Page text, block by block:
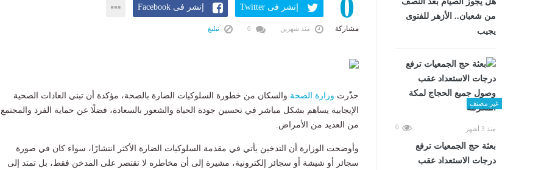
من شعبان.. الأزهر للفتوى
يجيب
غير مصنف
منذ 3 أشهر 0
بعثة حج الجمعيات ترفع
درجات الاستعداد عقب
0
مشاركة
إنشر فى Twitter إنشر فى Facebook
منذ شهرين تبليغ
حذّرت وزارة الصحة والسكان من خطورة السلوكيات الضارة بالصحة، مؤكدة أن تبني العادات الصحية
الإيجابية يساهم بشكل مباشر في تحسين جودة الحياة والشعور بالسعادة، فضلًا عن حماية الفرد والمجتمع
من العديد من الأمراض.
وأوضحت الوزارة أن التدخين يأتي في مقدمة السلوكيات الضارة الأكثر انتشارًا، سواء كان في صورة
سجائر أو شيشة أو سجائر إلكترونية، مشيرة إلى أن مخاطره لا تقتصر على المدخن فقط، بل تمتد إلى